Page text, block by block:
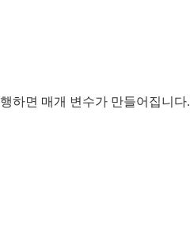
하면 매개 변수가 만들어집니다.